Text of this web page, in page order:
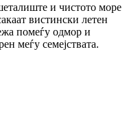
и чистото море
вистински летен
помеѓу одмор и
меѓу семејствата.